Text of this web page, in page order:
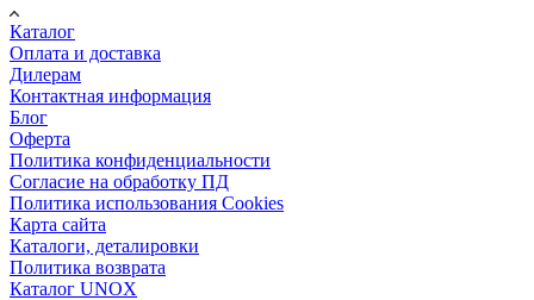
Каталог
Оплата и доставка
Дилерам
Контактная информация
Блог
Оферта
Политика конфиденциальности
Согласие на обработку ПД
Политика использования Cookies
Карта сайта
Каталоги, деталировки
Политика возврата
Каталог UNOX